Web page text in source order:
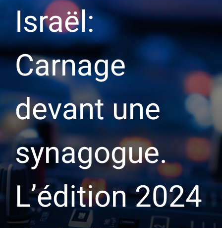
Israël:
Carnage
devant une
synagogue.
L’édition 2024